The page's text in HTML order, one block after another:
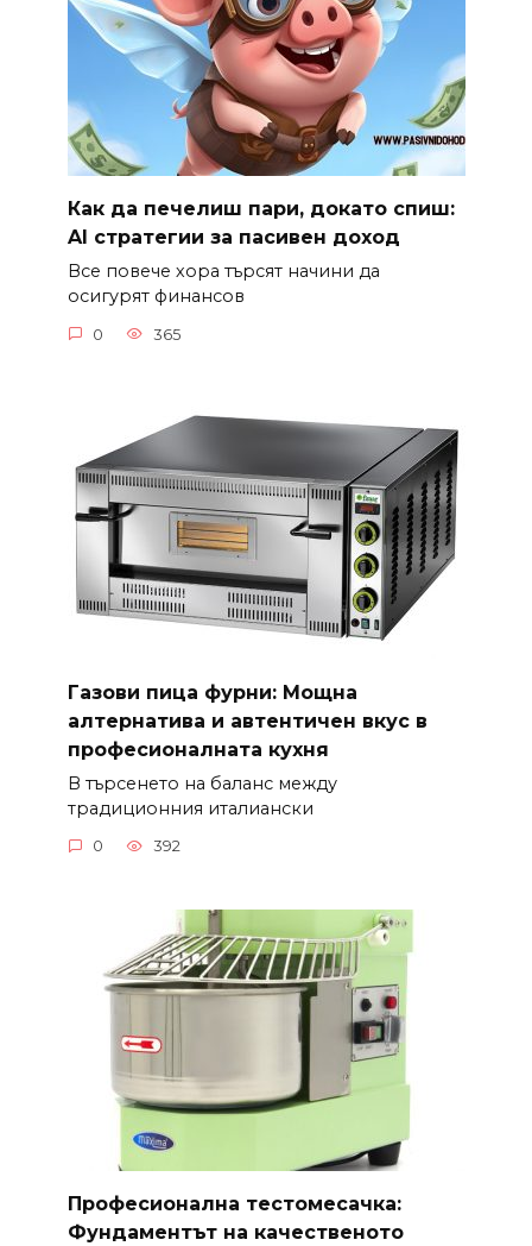
Как да печелиш пари, докато спиш:
AI стратегии за пасивен доход
Все повече хора търсят начини да
осигурят финансов
0 365
Газови пица фурни: Мощна
алтернатива и автентичен вкус в
професионалната кухня
В търсенето на баланс между
традиционния италиански
0 392
Професионална тестомесачка:
Фундаментът на качественото